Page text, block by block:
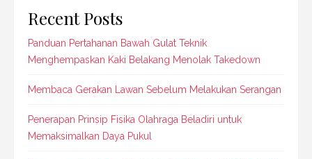
Recent Posts
Panduan Pertahanan Bawah Gulat Teknik
Menghempaskan Kaki Belakang Menolak Takedown
Membaca Gerakan Lawan Sebelum Melakukan Serangan
Penerapan Prinsip Fisika Olahraga Beladiri untuk
Memaksimalkan Daya Pukul